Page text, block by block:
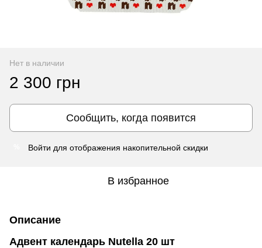
Нет в наличии
2 300 грн
Сообщить, когда появится
Войти для отображения накопительной скидки
В избранное
Описание
Адвент календарь Nutella 20 шт